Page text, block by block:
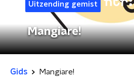
Uitzending gemist
Mangiare!
Gids Mangiare!